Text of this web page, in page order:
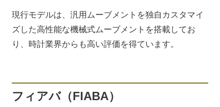
現行モデルは、汎用ムーブメントを独自カスタマイ
ズした高性能な機械式ムーブメントを搭載してお
り、時計業界からも高い評価を得ています。
フィアバ（FIABA）